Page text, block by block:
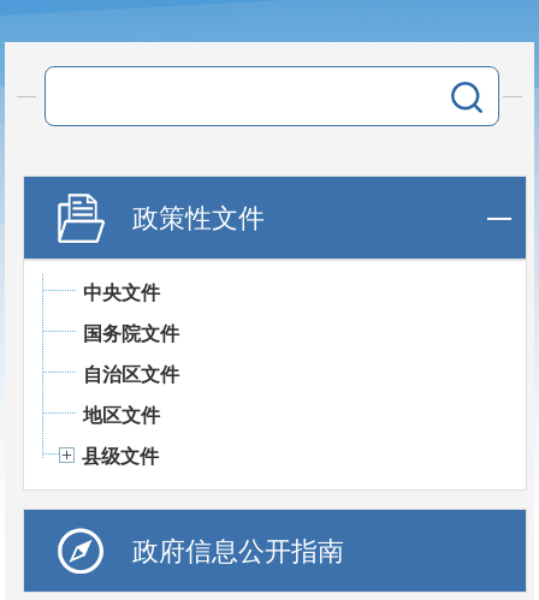
政策性文件
中央文件
国务院文件
自治区文件
地区文件
县级文件
政府信息公开指南